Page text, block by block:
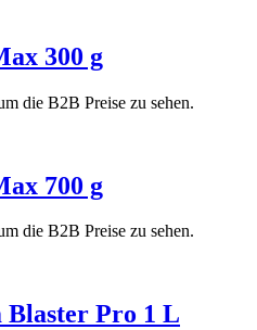
300 g
die B2B Preise zu sehen.
700 g
die B2B Preise zu sehen.
Blaster Pro 1 L